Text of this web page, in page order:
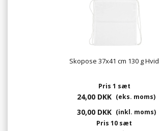
Skopose 37x41 cm 130 g Hvid
Pris 1 sæt
24,00 DKK (eks. moms)
30,00 DKK (inkl. moms)
Pris 10 sæt